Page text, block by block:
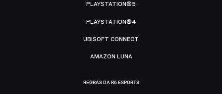
PLAYSTATION®5
PLAYSTATION®4
UBISOFT CONNECT
AMAZON LUNA
REGRAS DA R6 ESPORTS